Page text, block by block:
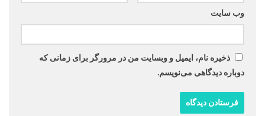
وب‌ سایت
ذخیره نام، ایمیل و وبسایت من در مرورگر برای زمانی که
دوباره دیدگاهی می‌نویسم.